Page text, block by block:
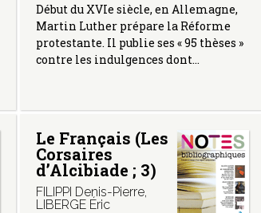
Début du XVIe siècle, en Allemagne,
Martin Luther prépare la Réforme
protestante. Il publie ses « 95 thèses »
contre les indulgences dont…
Le Français (Les
Corsaires
d’Alcibiade ; 3)
FILIPPI Denis-Pierre,
LIBERGE Éric